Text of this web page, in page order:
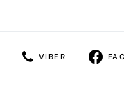
VIBER